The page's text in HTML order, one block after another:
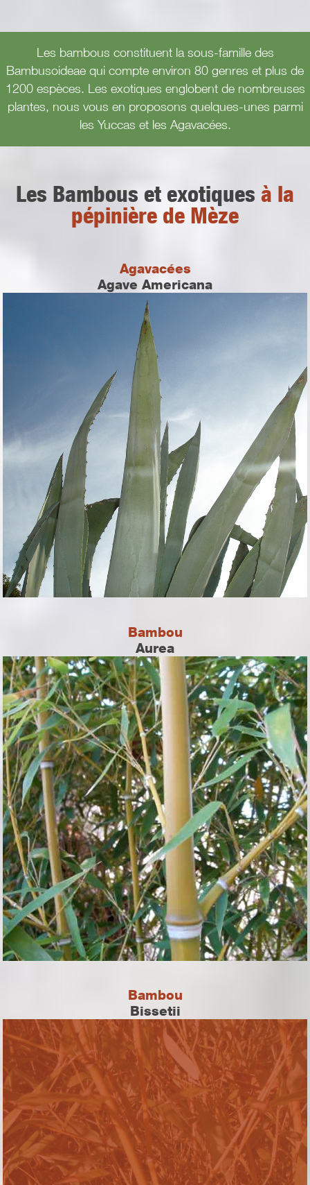
Les bambous constituent la sous-famille des
Bambusoideae qui compte environ 80 genres et plus de
1200 espèces. Les exotiques englobent de nombreuses
plantes, nous vous en proposons quelques-unes parmi
les Yuccas et les Agavacées.
Les Bambous et exotiques à la
pépinière de Mèze
Agavacées
Agave Americana
Bambou
Aurea
Bambou
Bissetii